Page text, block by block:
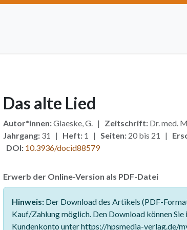
Das alte Lied
Autor*innen:Glaeske, G. | Zeitschrift:Dr. med.
Jahrgang:31 | Heft:1 | Seiten:20 bis 21 |
DOI: 10.3936/docid88579
Erwerb der Online-Version als PDF-Datei
Hinweis:Der Download des Artikels (PDF-
Kauf/Zahlung möglich. Den Download können Sie
Kundenkonto unter https://hpsmedia-verlag.de/